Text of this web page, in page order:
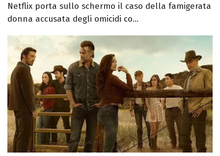
Netflix porta sullo schermo il caso della famigerata
donna accusata degli omicidi co...